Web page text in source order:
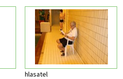
hlasatel